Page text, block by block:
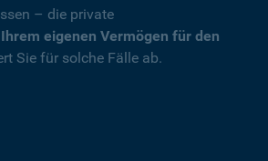
– die private
Ihrem eigenen Vermögen für den
Sie für solche Fälle ab.